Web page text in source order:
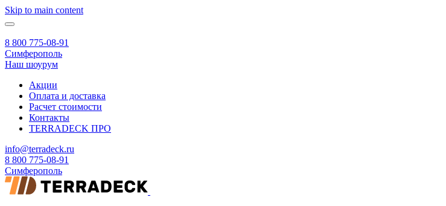
Skip to main content
8 800 775-08-91
Симферополь
Наш шоурум
Акции
Оплата и доставка
Расчет стоимости
Контакты
TERRADECK ПРО
info@terradeck.ru
8 800 775-08-91
Симферополь